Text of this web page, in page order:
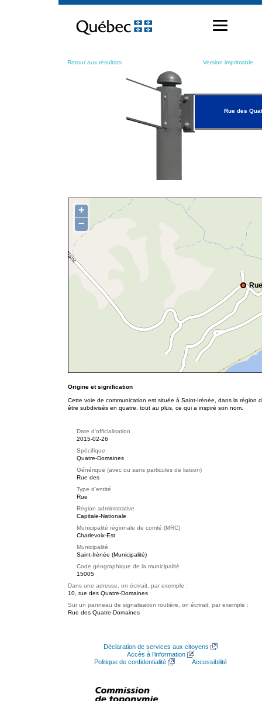
contenu
Retour aux résultats Version imprimable
Rue des
+
−
Origine et signification
Cette voie de communication est située à Saint-Irénée, dans la région
être subdivisés en quatre, tout au plus, ce qui a inspiré son nom.
Date d'officialisation
2015-02-26
Spécifique
Quatre-Domaines
Générique (avec ou sans particules de liaison)
Rue des
Type d'entité
Rue
Région administrative
Capitale-Nationale
Municipalité régionale de comté (MRC)
Charlevoix-Est
Municipalité
Saint-Irénée (Municipalité)
Code géographique de la municipalité
15005
Dans une adresse, on écrirait, par exemple :
10, rue des Quatre-Domaines
Sur un panneau de signalisation routière, on écrirait, par exemple :
Rue des Quatre-Domaines
Déclaration de services aux citoyens
Accès à l’information
Politique de confidentialité
Accessibilité